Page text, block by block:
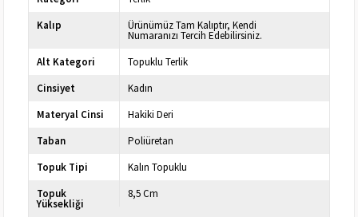
Kalıp
Ürünümüz Tam Kalıptır, Kendi
Numaranızı Tercih Edebilirsiniz.
Alt Kategori
Topuklu Terlik
Cinsiyet
Kadın
Materyal Cinsi
Hakiki Deri
Taban
Poliüretan
Topuk Tipi
Kalın Topuklu
Topuk
Yüksekliği
8,5 Cm